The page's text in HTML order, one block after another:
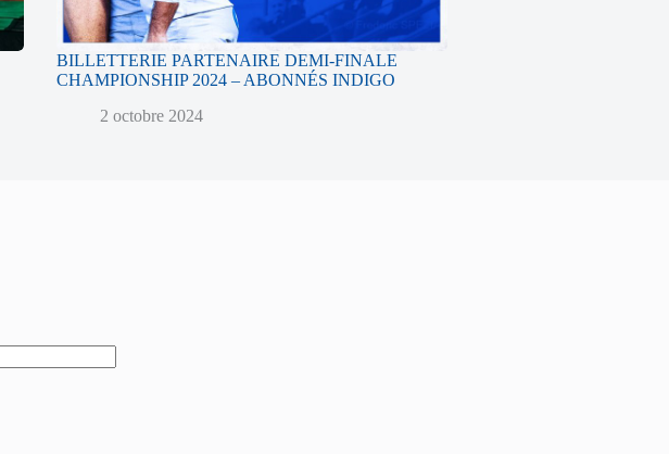
BILLETTERIE PARTENAIRE DEMI-FINALE
CHAMPIONSHIP 2024 – ABONNÉS INDIGO
2 octobre 2024